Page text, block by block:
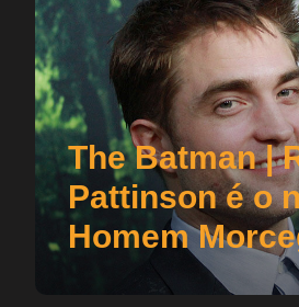
The Batman |
Pattinson é o
Homem